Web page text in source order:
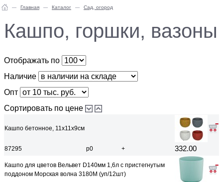
Главная Каталог Сад, огород
Кашпо, горшки, вазоны
Отображать по
Наличие
Опт
Сортировать по цене
Кашпо бетонное, 11х11х9см
87295 р0 + 332.00
Кашпо для цветов Вельвет D140мм 1,6л с пристегнутым
поддоном Морская волна 3180M (уп/12шт)